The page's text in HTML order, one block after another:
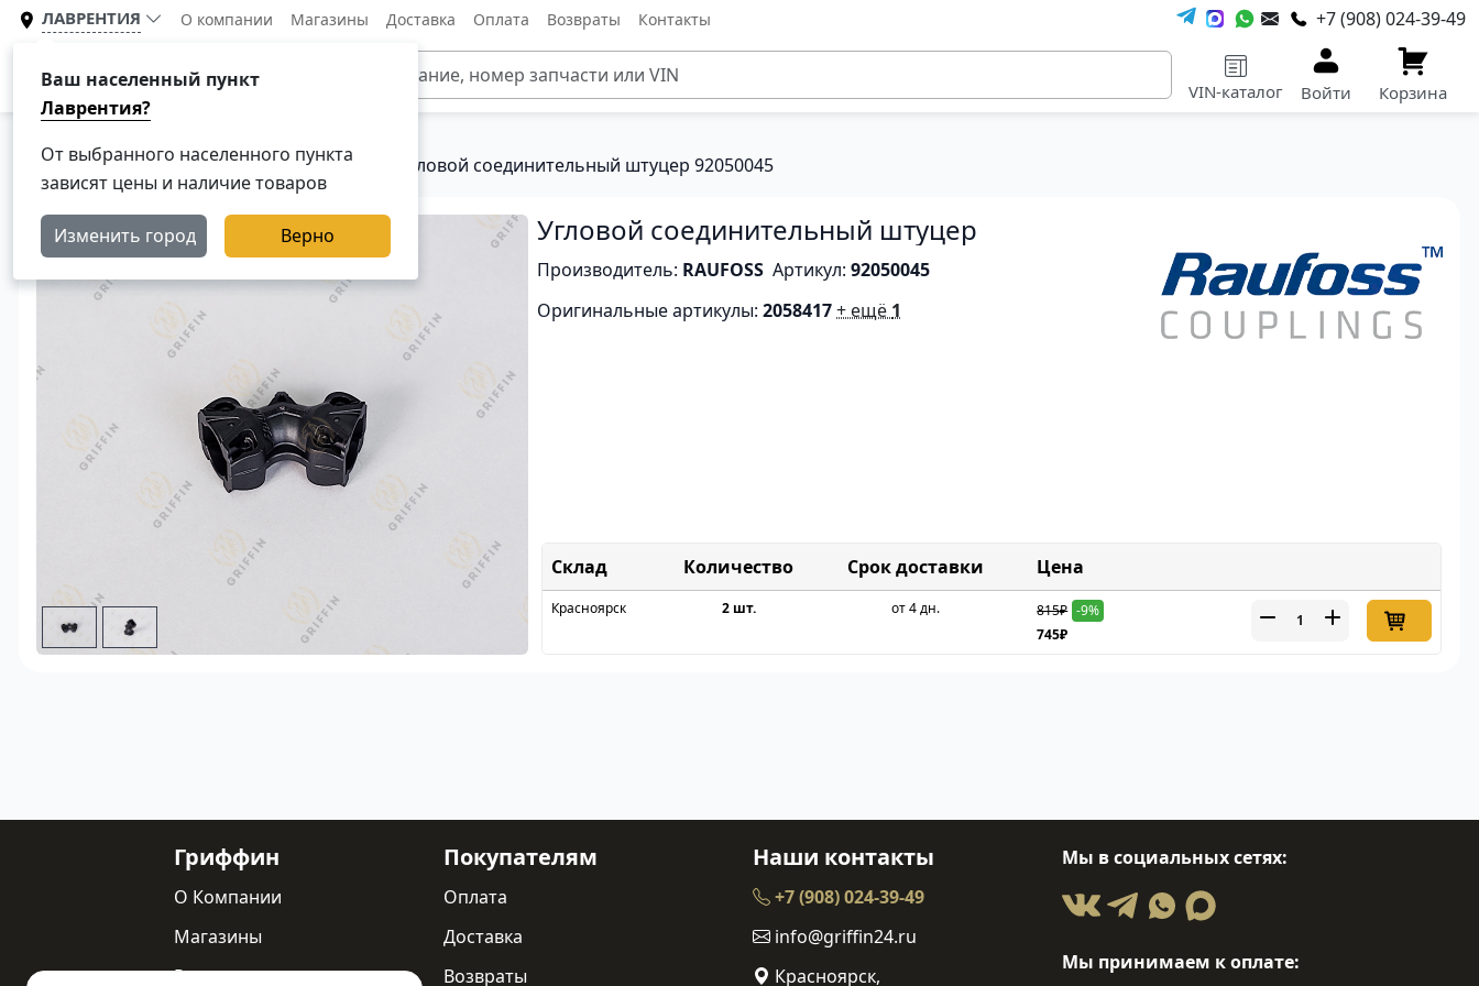
ЛАВРЕНТИЯ
Ваш населенный пункт
Лаврентия?
От выбранного населенного пункта
зависят цены и наличие товаров
Изменить город Верно
О компании Магазины Доставка Оплата Возвраты Контакты +7 (908) 024-39-49
Каталог
VIN-каталог Войти Корзина
Главная Каталог Тормозная система Угловой соединительный штуцер 92050045
Угловой соединительный штуцер
Производитель: RAUFOSS Артикул:92050045
Оригинальные артикулы:2058417+ ещё 1
Склад Срок доставки Цена
Красноярск 2 шт. от 4 дн. 815₽ -9%
745₽
Гриффин
О Компании
Магазины
Реквизиты
Покупателям
Оплата
Доставка
Возвраты
Наши контакты
+7 (908) 024-39-49
info@griffin24.ru
Красноярск,
Мы в социальных сетях:
Мы принимаем к оплате: